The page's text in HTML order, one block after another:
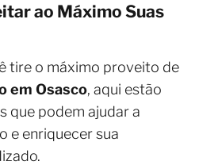
ao Máximo Suas
tire o máximo proveito de
em Osasco, aqui estão
que podem ajudar a
e enriquecer sua